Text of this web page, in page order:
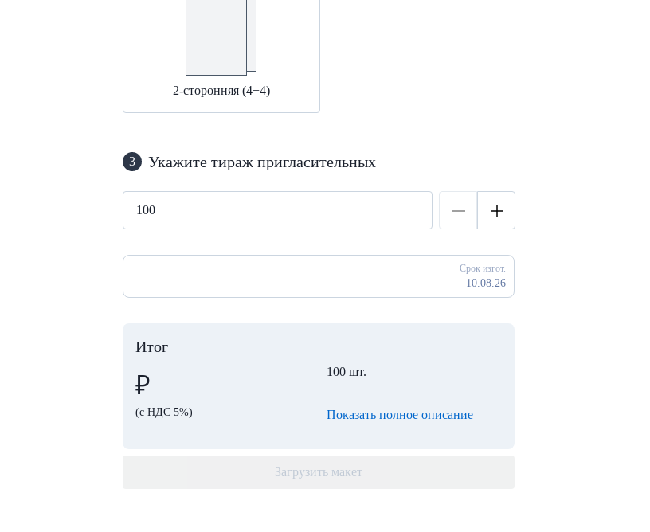
2-сторонняя (4+4)
3 Укажите тираж пригласительных
Срок изгот.
10.08.26
Итог
₽
(с НДС 5%)
100 шт.
Показать полное описание
Загрузить макет